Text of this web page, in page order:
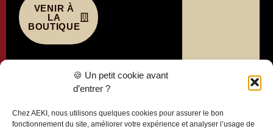
🍪 Un petit cookie avant
d’entrer ?
Chez AEKI, nous utilisons quelques cookies pour assurer le bon
fonctionnement du site, améliorer votre expérience et analyser l’usage de
VENIR À
LA
BOUTIQUE
Liens
utiles
confidentialité